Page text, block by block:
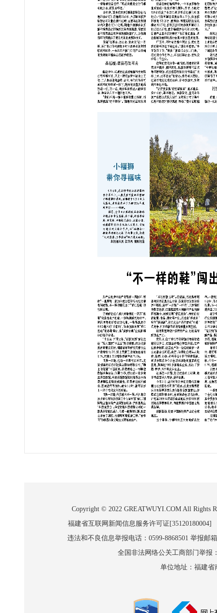
Copyright © 2022 GREATWUYI.COM All Rights
福建省互联网新闻信息服务许可证
违法和不良信息举报电话：0599-8868501 举报邮
全国非法网络公关工商部门举报
单位地址：福建省